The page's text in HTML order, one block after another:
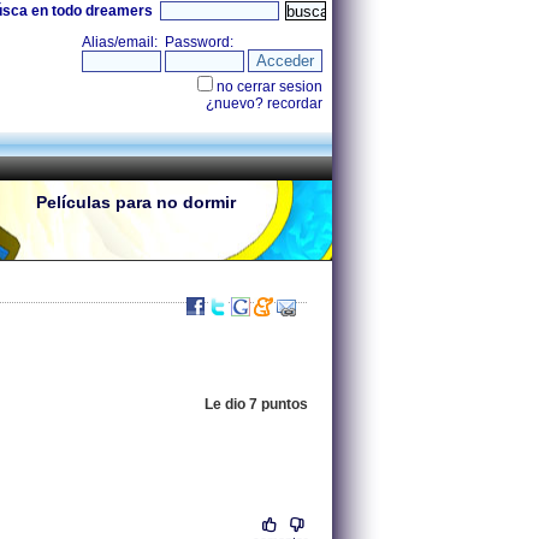
en todo dreamers
Películas para no dormir
Le dio 7 puntos